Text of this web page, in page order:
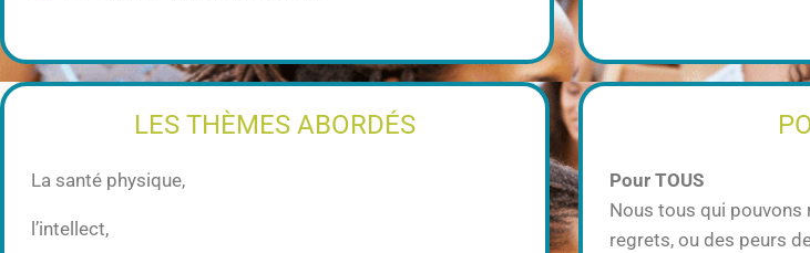
LES THÈMES ABORDÉS
La santé physique,
l’intellect,
Pour TOUS
Nous tous qui
regrets, ou des peurs